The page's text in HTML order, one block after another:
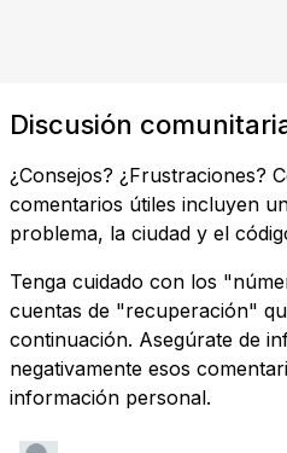
Discusión
¿Consejos? ¿Frustraciones?
comentarios útiles incluyen
problema, la ciudad y el
Tenga cuidado con los
cuentas de "recuperación"
continuación. Asegúrate de
negativamente esos
información personal.